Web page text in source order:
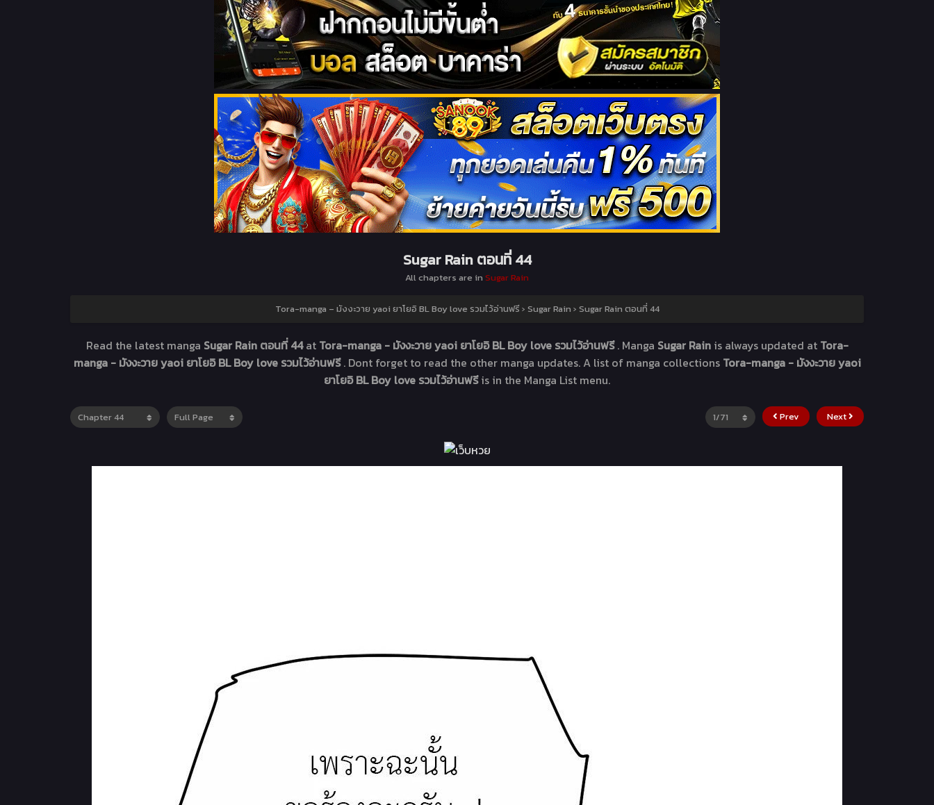
Sugar Rain ตอนที่ 44
All chapters are in Sugar Rain
Tora-manga – มังงะวาย yaoi ยาโยอิ BL Boy love รวมไว้อ่านฟรี › Sugar Rain › Sugar Rain ตอนที่ 44
Read the latest manga Sugar Rain ตอนที่ 44at Tora-manga - มังงะวาย yaoi ยาโยอิ BL Boy love รวมไว้อ่านฟรี. Manga Sugar Rain is always updated at Tora-
manga - มังงะวาย yaoi ยาโยอิ BL Boy love รวมไว้อ่านฟรี. Dont forget to read the other manga updates. A list of manga collections Tora-manga - มังงะวาย yaoi
ยาโยอิ BL Boy love รวมไว้อ่านฟรีis in the Manga List menu.
Prev Next